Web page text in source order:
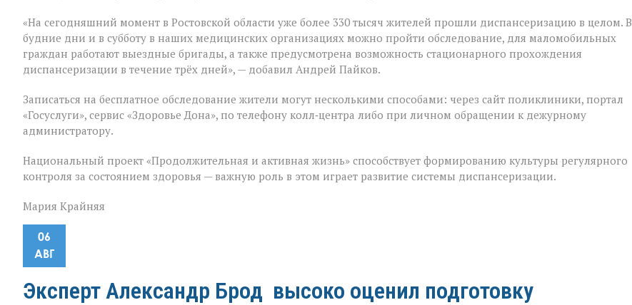
«На сегодняшний момент в Ростовской области уже более 330 тысяч жителей прошли диспансеризацию в целом. В
будние дни и в субботу в наших медицинских организациях можно пройти обследование, для маломобильных
граждан работают выездные бригады, а также предусмотрена возможность стационарного прохождения
диспансеризации в течение трёх дней», — добавил Андрей Пайков.
Записаться на бесплатное обследование жители могут несколькими способами: через сайт поликлиники, портал
«Госуслуги», сервис «Здоровье Дона», по телефону колл‑центра либо при личном обращении к дежурному
администратору.
Национальный проект «Продолжительная и активная жизнь» способствует формированию культуры регулярного
контроля за состоянием здоровья — важную роль в этом играет развитие системы диспансеризации.
Мария Крайняя
06
АВГ
Эксперт Александр Брод высоко оценил подготовку